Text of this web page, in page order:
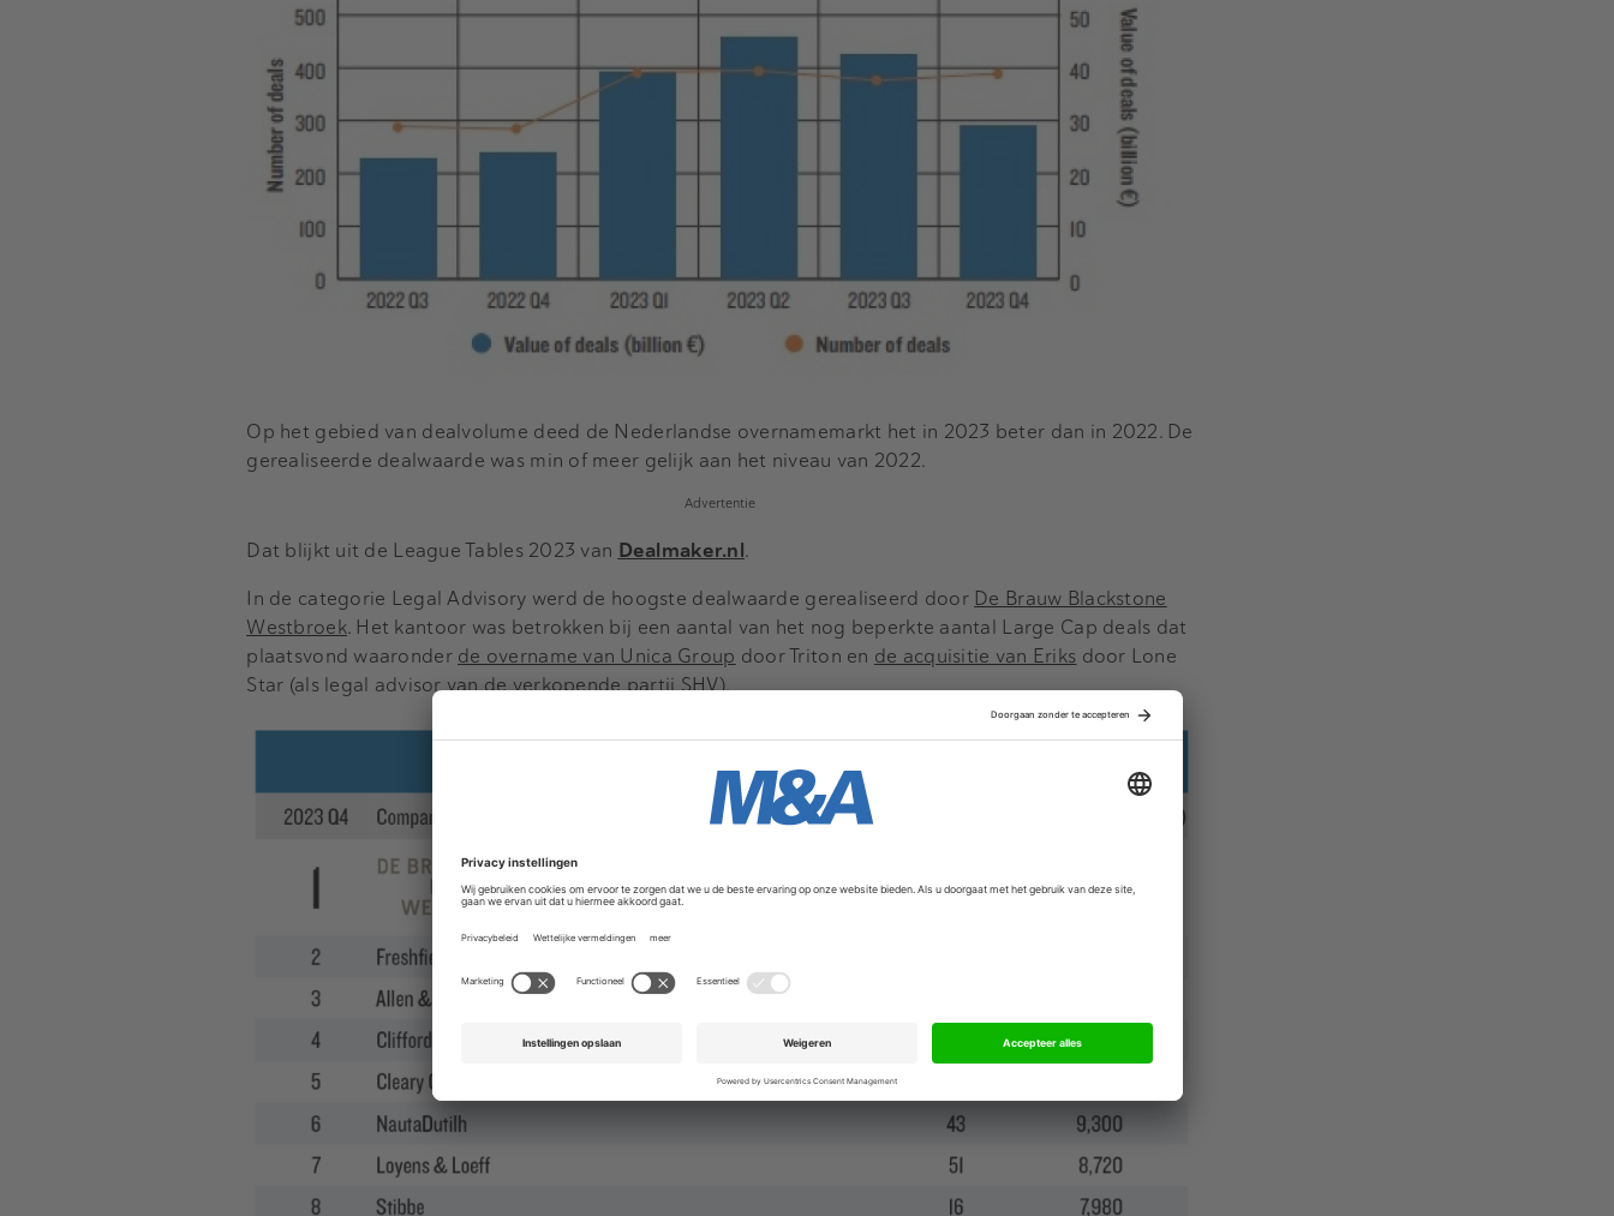
Op het gebied van dealvolume deed de Nederlandse overnamemarkt het in 2023 beter dan in 2022. De
gerealiseerde dealwaarde was min of meer gelijk aan het niveau van 2022.
Advertentie
Dat blijkt uit de League Tables 2023 van Dealmaker.nl.
In de categorie Legal Advisory werd de hoogste dealwaarde gerealiseerd door De Brauw Blackstone
Westbroek. Het kantoor was betrokken bij een aantal van het nog beperkte aantal Large Cap deals dat
plaatsvond waaronder de overname van Unica Group door Triton en de acquisitie van Eriks door Lone
Star (als legal advisor van de verkopende partij SHV).